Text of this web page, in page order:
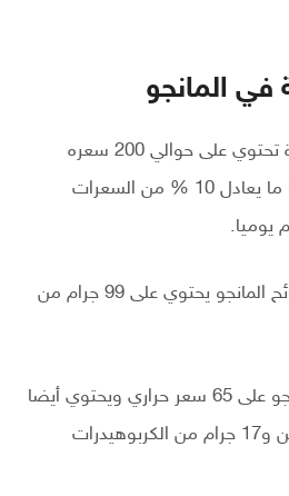
في المانجو
نجد أن حبة المانجو الواحدة تحتوي على حوالي 200 سعره
حرارية والتي يكون مقدرها ما يعادل 10 % من السعرات
يوميا.
نجد أن كوب واحد من شرائح المانجو يحتوي على 99 جرام من
يحتوي 100 جرام من المانجو على 65 سعر حراري ويحتوي أيضا
على 0.56 جرام من البروتين و17 جرام من الكربوهيدرات